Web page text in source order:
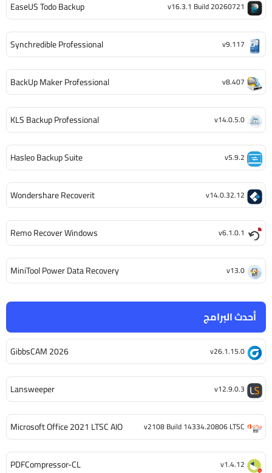
أحدث البرامج
GibbsCAM 2026 v26.1.15.0
Lansweeper v12.9.0.3
Microsoft Office 2021 LTSC AIO v2108 Build 14334.20806 LTSC
PDFCompressor-CL v1.4.12
EaseUS Todo Backup v16.3.1 Build 20260721
Synchredible Professional v9.117
BackUp Maker Professional v8.407
KLS Backup Professional v14.0.5.0
Hasleo Backup Suite v5.9.2
Wondershare Recoverit v14.0.32.12
Remo Recover Windows v6.1.0.1
MiniTool Power Data Recovery v13.0